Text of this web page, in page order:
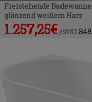
Freistehende
glänzend weißem Harz
1.257,25€ /STK